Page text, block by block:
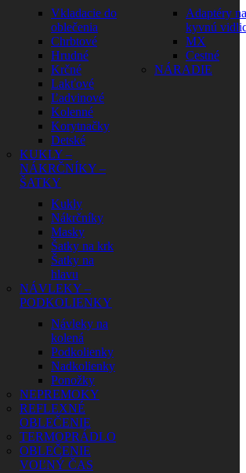
Vkladacie do
oblečenia
Chrbtové
Hrudné
Krčné
Lakťové
Ľadvinové
Kolenné
Korytnačky
Detské
KUKLY –
NÁKRČNÍKY –
ŠATKY
Kukly
Nákrčníky
Masky
Šatky na krk
Šatky na
hlavu
NÁVLEKY –
PODKOLIENKY
Návleky na
kolená
Podkolienky
Nadkolienky
Ponožky
NEPREMOKY
REFLEXNÉ
OBLEČENIE
TERMOPRÁDLO
OBLEČENIE
VOĽNÝ ČAS
Adaptéry na
kyvnú
MX
Cestné
NÁRADIE